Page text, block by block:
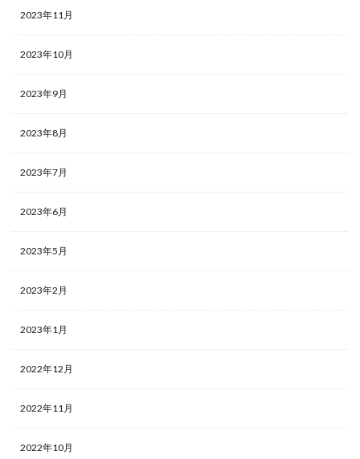
2023年11月
2023年10月
2023年9月
2023年8月
2023年7月
2023年6月
2023年5月
2023年2月
2023年1月
2022年12月
2022年11月
2022年10月